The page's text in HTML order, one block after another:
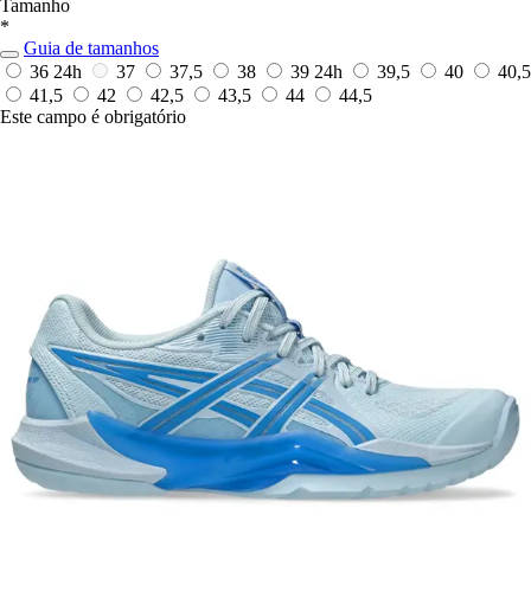
Tamanho
*
Guia de tamanhos
36 24h 37 37,5 38 39 24h 39,5 40
40,5
41,5
42 42,5 43,5 44
44,5
Este campo é obrigatório